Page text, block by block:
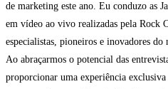
de marketing este ano. Eu conduzo as
em vídeo ao vivo realizadas pela Rock
especialistas, pioneiros e inovadores
Ao abraçarmos o potencial das
proporcionar uma experiência